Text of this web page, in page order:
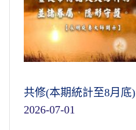
共修(本期統計至8月底)
2026-07-01